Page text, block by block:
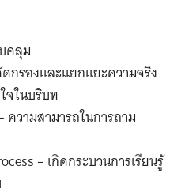
คลุม
กรองและแยกแยะความจริง
จในบริบท
ความสามารถในการถาม
– เกิดกระบวนการเรียนรู้